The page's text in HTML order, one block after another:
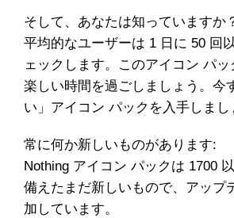
そして、あなたは知っていますか
平均的なユーザーは 1 日に 50 回
ェックします。このアイコン パ
楽しい時間を過ごしましょう。今
い」アイコン パックを入手しまし
常に何か新しいものがあります:
Nothing アイコン パックは 1700
備えたまだ新しいもので、アップ
加しています。